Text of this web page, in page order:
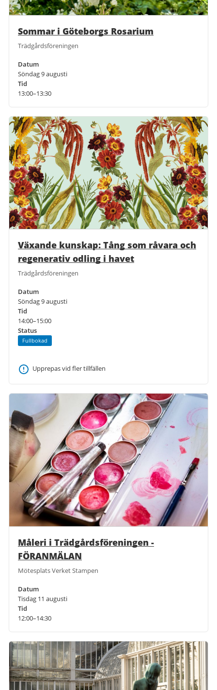
Sommar i Göteborgs Rosarium
Trädgårdsföreningen
Datum
Söndag 9 augusti
Tid
13:00–13:30
Växande kunskap: Tång som råvara och
regenerativ odling i havet
Trädgårdsföreningen
Datum
Söndag 9 augusti
Tid
14:00–15:00
Status
Fullbokad
Upprepas vid fler tillfällen
Måleri i Trädgårdsföreningen -
FÖRANMÄLAN
Mötesplats Verket Stampen
Datum
Tisdag 11 augusti
Tid
12:00–14:30